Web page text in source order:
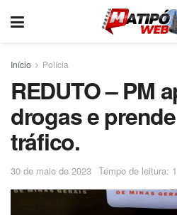
Início Polícia
REDUTO – PM
drogas e
tráfico.
30 de maio de 2023 Tempo de leitura: